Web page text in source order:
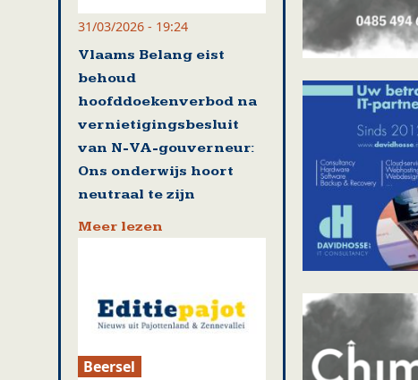
31/03/2026 - 19:24
Vlaams Belang eist
behoud
hoofddoekenverbod na
vernietigingsbesluit
van N-VA-gouverneur:
Ons onderwijs hoort
neutraal te zijn
Meer lezen
Beersel